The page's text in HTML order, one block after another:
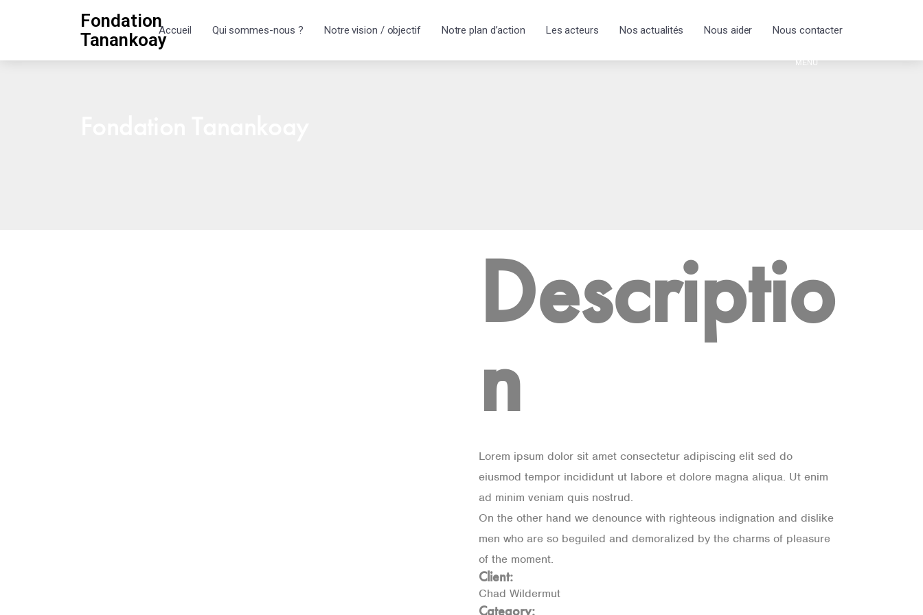
Fondation
TanankoayAccueil Qui sommes-nous ? Notre vision / objectif Notre plan d’action Les acteurs Nos actualités Nous aider Nous contacter
Descriptio
n
Lorem ipsum dolor sit amet consectetur adipiscing elit sed do
eiusmod tempor incididunt ut labore et dolore magna aliqua. Ut enim
ad minim veniam quis nostrud.
On the other hand we denounce with righteous indignation and dislike
men who are so beguiled and demoralized by the charms of pleasure
of the moment.
Client:
Chad Wildermut
Category: